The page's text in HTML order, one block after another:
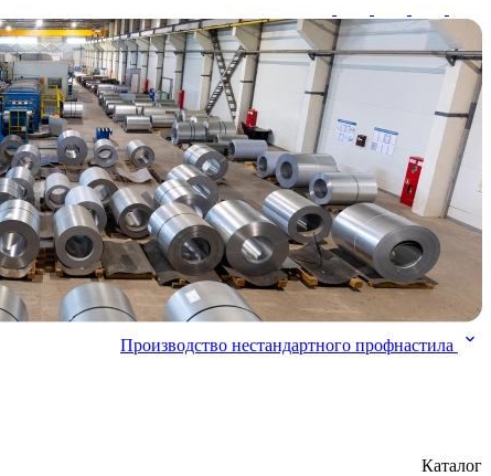
Производство нестандартного профнастила
Каталог